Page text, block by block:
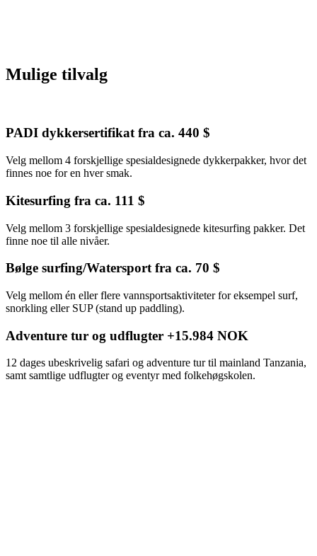
Mulige tilvalg
PADI dykkersertifikat fra ca. 440 $
Velg mellom 4 forskjellige spesialdesignede dykkerpakker, hvor det
finnes noe for en hver smak.
Kitesurfing fra ca. 111 $
Velg mellom 3 forskjellige spesialdesignede kitesurfing pakker. Det
finne noe til alle nivåer.
Bølge surfing/Watersport fra ca. 70 $
Velg mellom én eller flere vannsportsaktiviteter for eksempel surf,
snorkling eller SUP (stand up paddling).
Adventure tur og udflugter +15.984 NOK
12 dages ubeskrivelig safari og adventure tur til mainland Tanzania,
samt samtlige udflugter og eventyr med folkehøgskolen.